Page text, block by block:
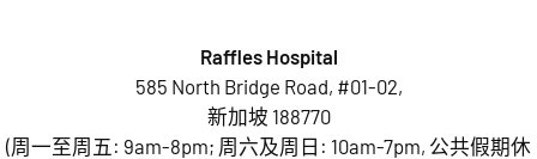
Raffles Hospital
585 North Bridge Road, #01-02,
新加坡 188770
(周一至周五: 9am-8pm; 周六及周日: 10am-7pm, 公共假期休